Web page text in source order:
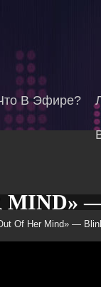
В Эфире?
Of Her Mind» —